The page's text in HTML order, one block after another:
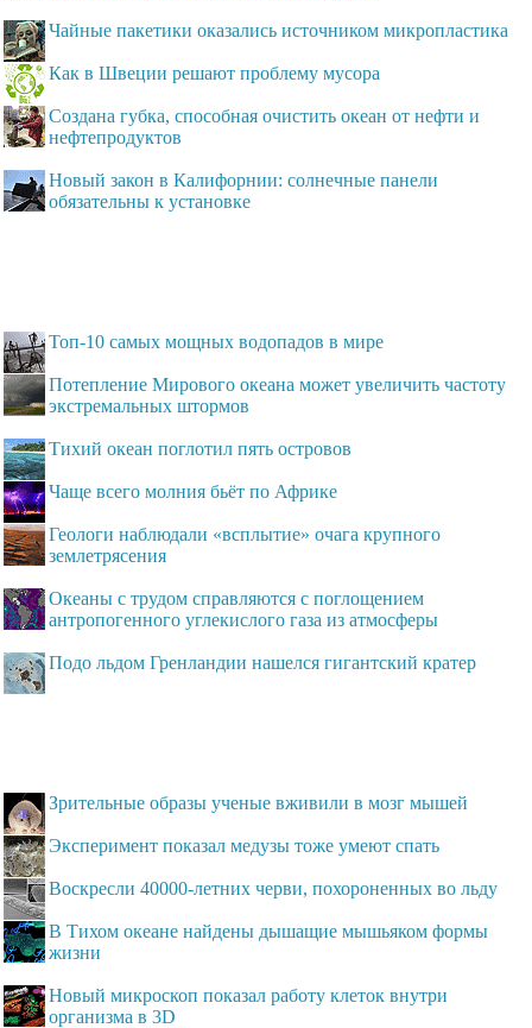
Чайные пакетики оказались источником микропластика
Как в Швеции решают проблему мусора
Создана губка, способная очистить океан от нефти и
нефтепродуктов
Новый закон в Калифорнии: солнечные панели
обязательны к установке
Топ-10 самых мощных водопадов в мире
Потепление Мирового океана может увеличить частоту
экстремальных штормов
Тихий океан поглотил пять островов
Чаще всего молния бьёт по Африке
Геологи наблюдали «всплытие» очага крупного
землетрясения
Океаны с трудом справляются с поглощением
антропогенного углекислого газа из атмосферы
Подо льдом Гренландии нашелся гигантский кратер
Зрительные образы ученые вживили в мозг мышей
Эксперимент показал медузы тоже умеют спать
Воскресли 40000-летних черви, похороненных во льду
В Тихом океане найдены дышащие мышьяком формы
жизни
Новый микроскоп показал работу клеток внутри
организма в 3D